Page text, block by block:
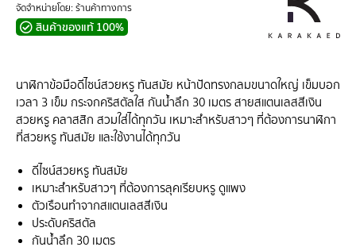
จัดจำหน่ายโดย: ร้านค้าทางการ
สินค้าของแท้ 100%
นาฬิกาข้อมือดีไซน์สวยหรู ทันสมัย หน้าปัดทรงกลมขนาดใหญ่ เข็มบอก
เวลา 3 เข็ม กระจกคริสตัลใส กันน้ำลึก 30 เมตร สายสแตนเลสสีเงิน
สวยหรู คลาสสิก สวมใส่ได้ทุกวัน เหมาะสำหรับสาวๆ ที่ต้องการนาฬิกา
ที่สวยหรู ทันสมัย และใช้งานได้ทุกวัน
ดีไซน์สวยหรู ทันสมัย
เหมาะสำหรับสาวๆ ที่ต้องการลุคเรียบหรู ดูแพง
ตัวเรือนทำจากสแตนเลสสีเงิน
ประดับคริสตัล
กันน้ำลึก 30 เมตร